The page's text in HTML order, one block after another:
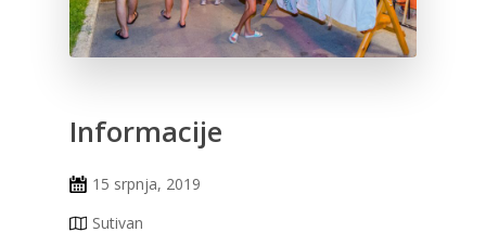
Informacije
15 srpnja, 2019
Sutivan